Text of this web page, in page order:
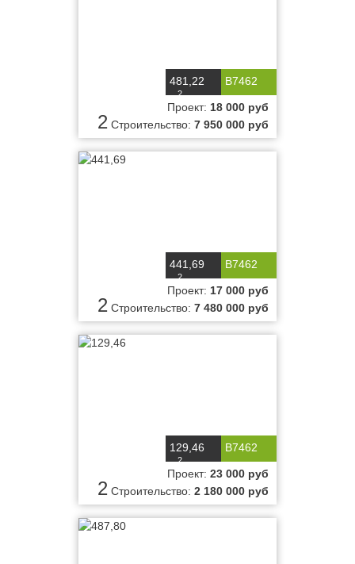
B7462
481,22
м2
2
Проект: 18 000 руб
Строительство: 7 950 000 руб
B7462
441,69
м2
2
Проект: 17 000 руб
Строительство: 7 480 000 руб
B7462
129,46
м2
2
Проект: 23 000 руб
Строительство: 2 180 000 руб